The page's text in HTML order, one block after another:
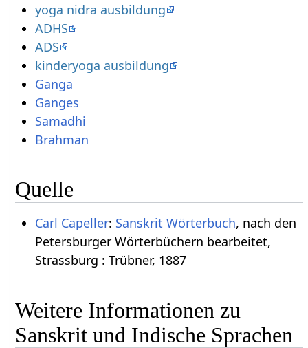
yoga nidra ausbildung
ADHS
ADS
kinderyoga ausbildung
Ganga
Ganges
Samadhi
Brahman
Quelle
Carl Capeller: Sanskrit Wörterbuch, nach den
Petersburger Wörterbüchern bearbeitet,
Strassburg : Trübner, 1887
Weitere Informationen zu
Sanskrit und Indische Sprachen